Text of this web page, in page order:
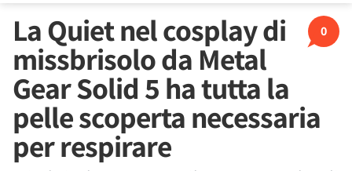
0
La Quiet nel cosplay di
missbrisolo da Metal
Gear Solid 5 ha tutta la
pelle scoperta necessaria
per respirare